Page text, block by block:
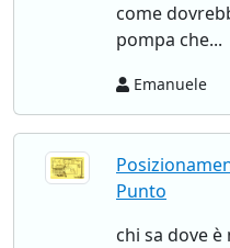
come
pompa che...
Emanuele
Punto
chi sa dove